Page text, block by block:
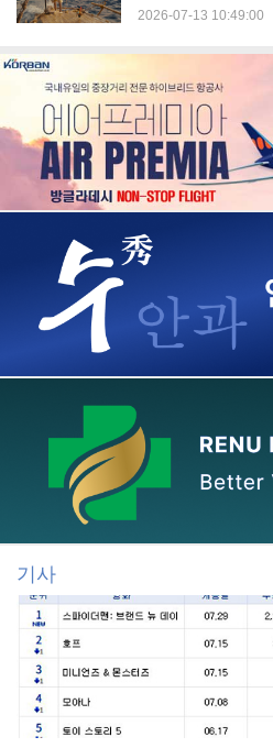
2026-07-13 10:49:00
기사